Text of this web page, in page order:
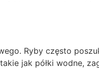
Ryby często
jak półki wodne,